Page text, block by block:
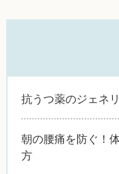
抗うつ薬のジェネ
朝の腰痛を防ぐ！
方